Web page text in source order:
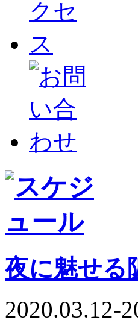
夜に魅せる
2020.03.12-